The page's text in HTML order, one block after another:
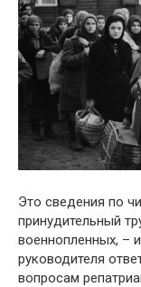
Это сведения по
принудительный
военнопленных, –
руководителя
вопросам